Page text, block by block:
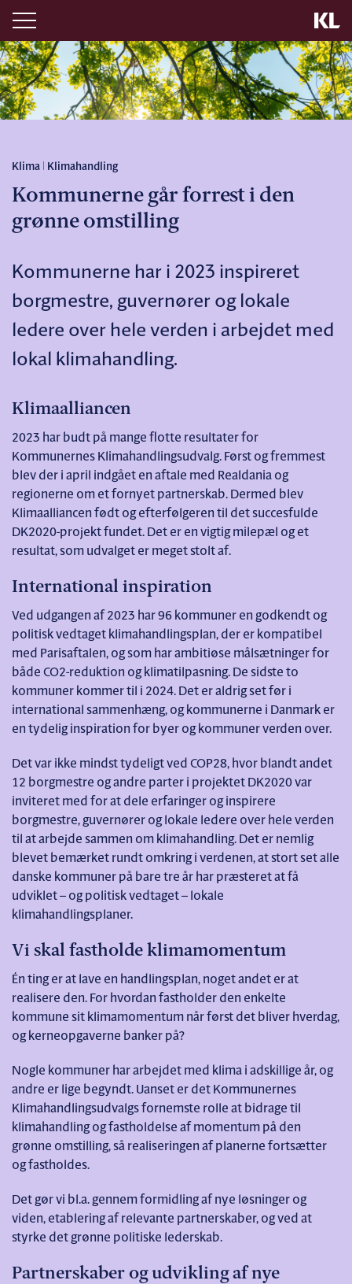
Klima | Klimahandling
Kommunerne går forrest i den
grønne omstilling
Kommunerne har i 2023 inspireret
borgmestre, guvernører og lokale
ledere over hele verden i arbejdet med
lokal klimahandling.
Klimaalliancen
2023 har budt på mange flotte resultater for
Kommunernes Klimahandlingsudvalg. Først og fremmest
blev der i april indgået en aftale med Realdania og
regionerne om et fornyet partnerskab. Dermed blev
Klimaalliancen født og efterfølgeren til det succesfulde
DK2020-projekt fundet. Det er en vigtig milepæl og et
resultat, som udvalget er meget stolt af.
International inspiration
Ved udgangen af 2023 har 96 kommuner en godkendt og
politisk vedtaget klimahandlingsplan, der er kompatibel
med Parisaftalen, og som har ambitiøse målsætninger for
både CO2-reduktion og klimatilpasning. De sidste to
kommuner kommer til i 2024. Det er aldrig set før i
international sammenhæng, og kommunerne i Danmark er
en tydelig inspiration for byer og kommuner verden over.
Det var ikke mindst tydeligt ved COP28, hvor blandt andet
12 borgmestre og andre parter i projektet DK2020 var
inviteret med for at dele erfaringer og inspirere
borgmestre, guvernører og lokale ledere over hele verden
til at arbejde sammen om klimahandling. Det er nemlig
blevet bemærket rundt omkring i verdenen, at stort set alle
danske kommuner på bare tre år har præsteret at få
udviklet – og politisk vedtaget – lokale
klimahandlingsplaner.
Vi skal fastholde klimamomentum
Én ting er at lave en handlingsplan, noget andet er at
realisere den. For hvordan fastholder den enkelte
kommune sit klimamomentum når først det bliver hverdag,
og kerneopgaverne banker på?
Nogle kommuner har arbejdet med klima i adskillige år, og
andre er lige begyndt. Uanset er det Kommunernes
Klimahandlingsudvalgs fornemste rolle at bidrage til
klimahandling og fastholdelse af momentum på den
grønne omstilling, så realiseringen af planerne fortsætter
og fastholdes.
Det gør vi bl.a. gennem formidling af nye løsninger og
viden, etablering af relevante partnerskaber, og ved at
styrke det grønne politiske lederskab.
Partnerskaber og udvikling af nye